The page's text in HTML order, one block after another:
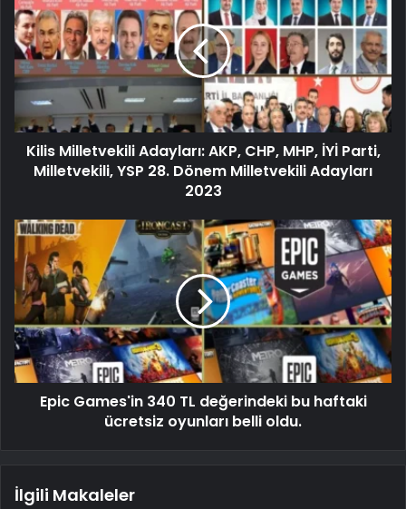
Kilis Milletvekili Adayları: AKP, CHP, MHP, İYİ Parti,
Milletvekili, YSP 28. Dönem Milletvekili Adayları
2023
Epic Games'in 340 TL değerindeki bu haftaki
ücretsiz oyunları belli oldu.
İlgili Makaleler